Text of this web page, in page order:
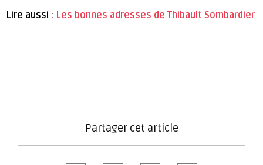
Lire aussi : Les bonnes adresses de Thibault Sombardier
Partager cet article